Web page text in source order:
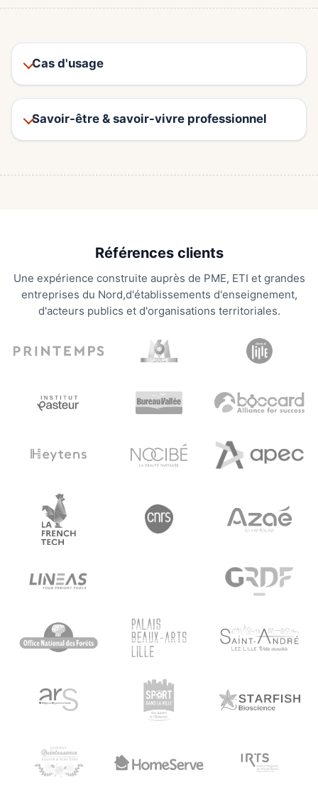
Cas d'usage
Savoir-être & savoir-vivre professionnel
Références clients
Une expérience construite auprès de PME, ETI et grandes
entreprises du Nord,d'établissements d'enseignement,
d'acteurs publics et d'organisations territoriales.